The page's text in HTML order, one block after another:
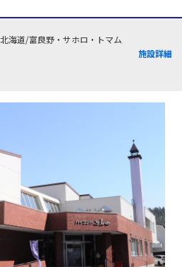
北海道/富良野・サホロ・トマム
施設詳細